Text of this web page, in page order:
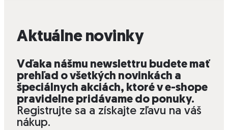
Aktuálne novinky
Vďaka nášmu newslettru budete mať
prehľad o všetkých novinkách a
špeciálnych akciách, ktoré v e-shope
pravidelne pridávame do ponuky.
Registrujte sa a získajte zľavu na váš
nákup.